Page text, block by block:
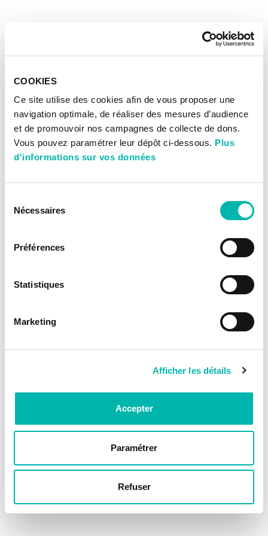
COOKIES
Ce site utilise des cookies afin de vous proposer une
navigation optimale, de réaliser des mesures d’audience
et de promouvoir nos campagnes de collecte de dons.
Vous pouvez paramétrer leur dépôt ci-dessous. Plus
d'informations sur vos données
Nécessaires
Préférences
Statistiques
Marketing
Afficher les détails
Accepter
Paramétrer
Refuser